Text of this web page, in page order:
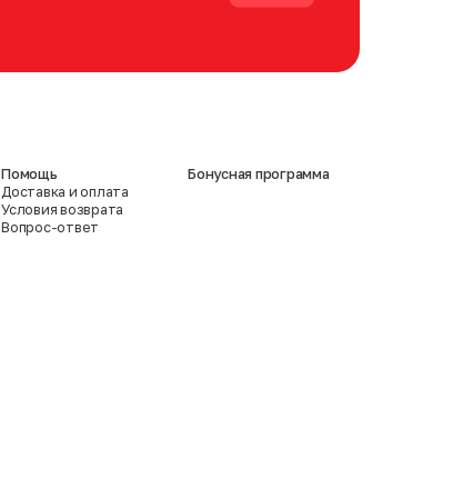
Помощь
Доставка и оплата
Условия возврата
Вопрос-ответ
Бонусная программа